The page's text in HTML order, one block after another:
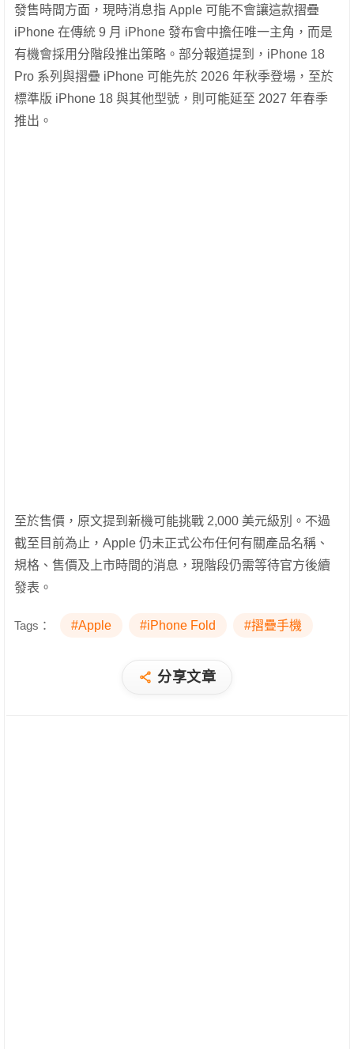
發售時間方面，現時消息指 Apple 可能不會讓這款摺疊
iPhone 在傳統 9 月 iPhone 發布會中擔任唯一主角，而是
有機會採用分階段推出策略。部分報道提到，iPhone 18
Pro 系列與摺疊 iPhone 可能先於 2026 年秋季登場，至於
標準版 iPhone 18 與其他型號，則可能延至 2027 年春季
推出。
至於售價，原文提到新機可能挑戰 2,000 美元級別。不過
截至目前為止，Apple 仍未正式公布任何有關產品名稱、
規格、售價及上市時間的消息，現階段仍需等待官方後續
發表。
Tags： #Apple #iPhone Fold #摺疊手機
分享文章